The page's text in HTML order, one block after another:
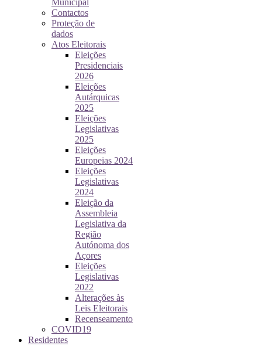
Municipal
Contactos
Proteção de
dados
Atos Eleitorais
Eleições
Presidenciais
2026
Eleições
Autárquicas
2025
Eleições
Legislativas
2025
Eleições
Europeias 2024
Eleições
Legislativas
2024
Eleição da
Assembleia
Legislativa da
Região
Autónoma dos
Açores
Eleições
Legislativas
2022
Alterações às
Leis Eleitorais
Recenseamento
COVID19
Residentes